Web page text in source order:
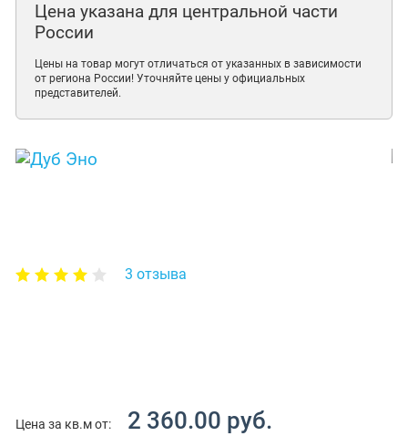
Цена указана для центральной части
России
Цены на товар могут отличаться от указанных в зависимости
от региона России! Уточняйте цены у официальных
представителей.
3 отзыва
Цена за кв.м от: 2 360.00 руб.